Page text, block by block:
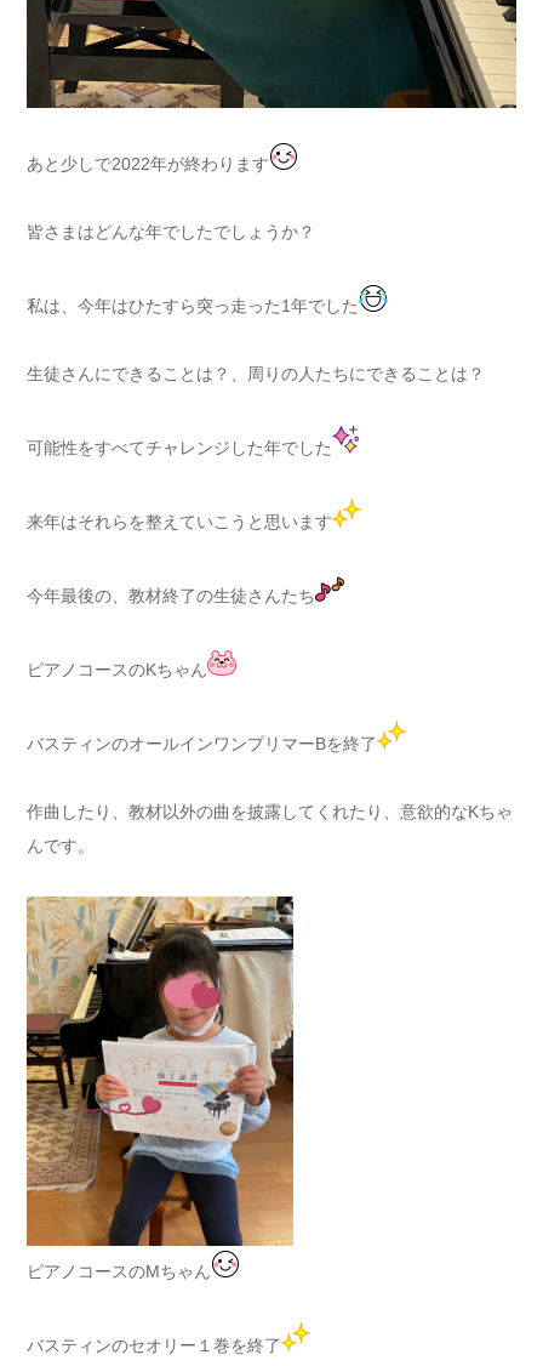
あと少しで2022年が終わります
皆さまはどんな年でしたでしょうか？
私は、今年はひたすら突っ走った1年でした
生徒さんにできることは？、周りの人たちにできることは？
可能性をすべてチャレンジした年でした
来年はそれらを整えていこうと思います
今年最後の、教材終了の生徒さんたち
ピアノコースのKちゃん
バスティンのオールインワンプリマーBを終了
作曲したり、教材以外の曲を披露してくれたり、意欲的なKちゃ
んです。
ピアノコースのMちゃん
バスティンのセオリー１巻を終了